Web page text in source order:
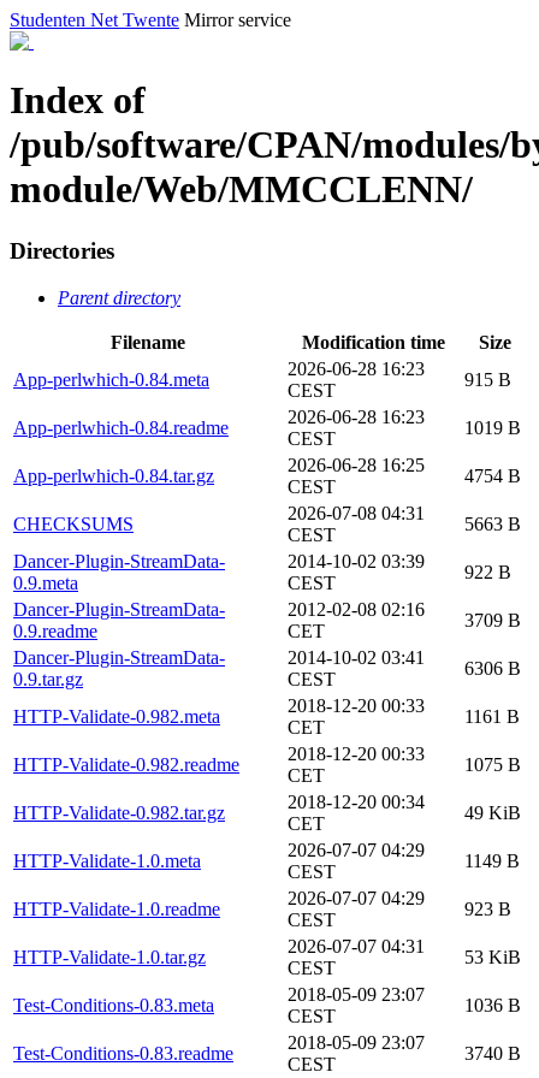
Studenten Net Twente Mirror service
Index of
/pub/software/CPAN/modules/
module/Web/MMCCLENN/
Directories
Parent directory
Filename Modification time
Size
App-perlwhich-0.84.meta
2026-06-28 16:23
CEST
915 B
App-perlwhich-0.84.readme
2026-06-28 16:23
CEST
1019 B
App-perlwhich-0.84.tar.gz
2026-06-28 16:25
CEST
4754 B
CHECKSUMS
2026-07-08 04:31
CEST
5663 B
Dancer-Plugin-StreamData-
0.9.meta
2014-10-02 03:39
CEST
922 B
Dancer-Plugin-StreamData-
0.9.readme
2012-02-08 02:16
CET
3709 B
Dancer-Plugin-StreamData-
0.9.tar.gz
2014-10-02 03:41
CEST
6306 B
HTTP-Validate-0.982.meta
2018-12-20 00:33
CET
1161 B
HTTP-Validate-0.982.readme
2018-12-20 00:33
CET
1075 B
HTTP-Validate-0.982.tar.gz
2018-12-20 00:34
CET
49 KiB
HTTP-Validate-1.0.meta
2026-07-07 04:29
CEST
1149 B
HTTP-Validate-1.0.readme
2026-07-07 04:29
CEST
923 B
HTTP-Validate-1.0.tar.gz
2026-07-07 04:31
CEST
53 KiB
Test-Conditions-0.83.meta
2018-05-09 23:07
CEST
1036 B
Test-Conditions-0.83.readme
2018-05-09 23:07
CEST
3740 B